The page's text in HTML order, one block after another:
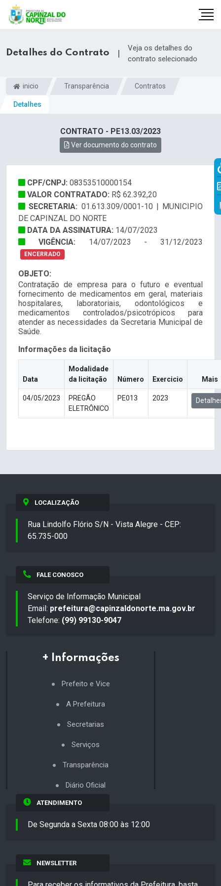
Detalhes do Contrato |
Veja os detalhes do
contrato selecionado
inicio Transparência Contratos
Detalhes
CONTRATO - PE13.03/2023
Ver documento do contrato
CPF/CNPJ: 08353510000154
VALOR CONTRATADO: R$ 62.392,20
SECRETARIA: 01.613.309/0001-10 | MUNICIPIO
DE CAPINZAL DO NORTE
DATA DA ASSINATURA: 14/07/2023
VIGÊNCIA: 14/07/2023 - 31/12/2023
ENCERRADO
OBJETO:
Contratação de empresa para o futuro e eventual
fornecimento de medicamentos em geral, materiais
hospitalares, laboratoriais, odontológicos e
medicamentos controlados/psicotrópicos para
atender as necessidades da Secretaria Municipal de
Saúde.
Informações da licitação
Data
Modalidade
da licitação
Número Exercicio Mais
04/05/2023
PREGÃO
ELETRÔNICO
PE013 2023
LOCALIZAÇÃO
Rua Lindolfo Flório S/N - Vista Alegre - CEP:
65.735-000
FALE CONOSCO
Serviço de Informação Municipal
Email: prefeitura@capinzaldonorte.ma.gov.br
Telefone: (99) 99130-9047
+ Informações
Prefeito e Vice
A Prefeitura
Secretarias
Serviços
Transparência
Diário Oficial
ATENDIMENTO
De Segunda a Sexta 08:00 às 12:00
NEWSLETTER